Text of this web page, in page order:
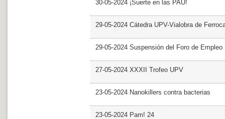
30-05-2024 ¡Suerte en las PAU!
29-05-2024 Cátedra UPV-Vialobra de
29-05-2024 Suspensión del Foro de Empleo
27-05-2024 XXXII Trofeo UPV
23-05-2024 Nanokillers contra bacterias
23-05-2024 Pam! 24